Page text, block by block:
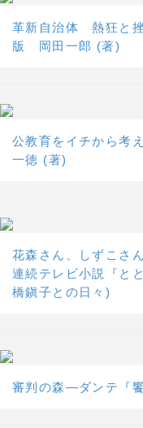
革新自治体 熱狂と
版 岡田一郎 (著)
公教育をイチから考
一徳 (著)
花森さん、しずこさ
連続テレビ小説『と
橋鎭子との日々)
審判の森―ダンテ『